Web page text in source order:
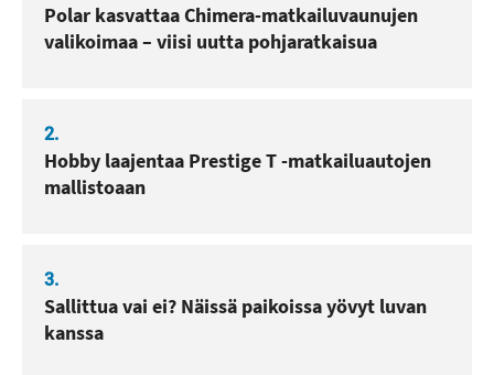
Polar kasvattaa Chimera-matkailuvaunujen
valikoimaa – viisi uutta pohjaratkaisua
2.
Hobby laajentaa Prestige T -matkailuautojen
mallistoaan
3.
Sallittua vai ei? Näissä paikoissa yövyt luvan
kanssa